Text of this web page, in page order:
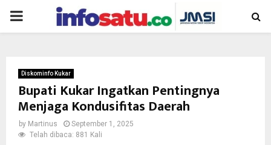
PRIMARY
Diskominfo Kukar
Bupati Kukar Ingatkan Pentingnya
Menjaga Kondusifitas Daerah
by Martinus
September 1, 2025
Telah dibaca: 881 Kali